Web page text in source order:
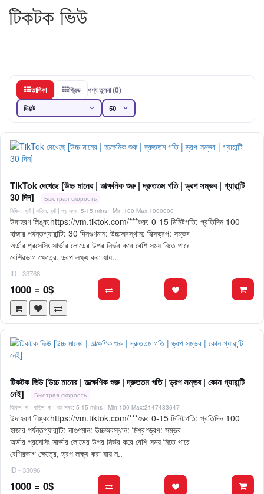
টিকটক ভিউ
তালিকা গ্রিড পণ্য তুলনা (0)
TikTok দেখেছে [উচ্চ মানের | তাত্ক্ষনিক শুরু | দ্রুততম গতি | ড্রপ সম্ভব | গ্যারান্টি
30 দিন]
Быстрая скорость
রিফিল: হ্যাঁ | বাতিল: হ্যাঁ | গড় সময়: 5-15 mins | Min:100 Max:1000000
উদাহরণ লিঙ্ক:https://vm.tiktok.com/***শুরু: 0-15 মিনিটগতি: প্রতিদিন 100
হাজার পর্যন্তগ্যারান্টি: 30 দিনগুণমান: উচ্চঅবস্থান: মিক্সড্রপ: সম্ভব
অর্ডার প্রসেসিং সার্ভার লোডের উপর নির্ভর করে বেশি সময় নিতে পারে
বেশিরভাগ ক্ষেত্রে, ড্রপ লক্ষ্য করা যায..
ID - 33768
1000 = 0$
টিকটক ভিউ [উচ্চ মানের | তাত্ক্ষণিক শুরু | দ্রুততম গতি | ড্রপ সম্ভব | কোন গ্যারান্টি
নেই]
Быстрая скорость
রিফিল: না | বাতিল: না | গড় সময়: 5-15 mins | Min:100 Max:2147483647
উদাহরণ লিঙ্ক:https://vm.tiktok.com/***শুরু: 0-15 মিনিটগতি: প্রতিদিন 100
হাজার পর্যন্তগ্যারান্টি: নাগুণমান: উচ্চঅবস্থান: মিশ্রণড্রপ: সম্ভব
অর্ডার প্রসেসিং সার্ভার লোডের উপর নির্ভর করে বেশি সময় নিতে পারে
বেশিরভাগ ক্ষেত্রে, ড্রপ লক্ষ্য করা যায় ন..
ID - 33096
1000 = 0$